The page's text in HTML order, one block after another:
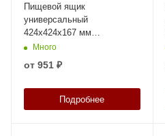
Пищевой ящик
универсальный
424х424х167 мм
прозрачный со сплошными
стенками и дном
Много
от 951 ₽
Подробнее